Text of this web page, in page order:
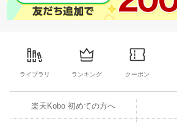
ライブラリ ランキング クーポン
楽天Kobo 初めての方へ